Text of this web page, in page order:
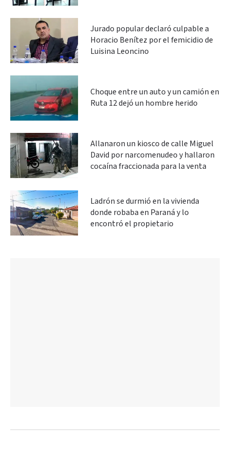
Jurado popular declaró culpable a
Horacio Benítez por el femicidio de
Luisina Leoncino
Choque entre un auto y un camión en
Ruta 12 dejó un hombre herido
Allanaron un kiosco de calle Miguel
David por narcomenudeo y hallaron
cocaína fraccionada para la venta
Ladrón se durmió en la vivienda
donde robaba en Paraná y lo
encontró el propietario